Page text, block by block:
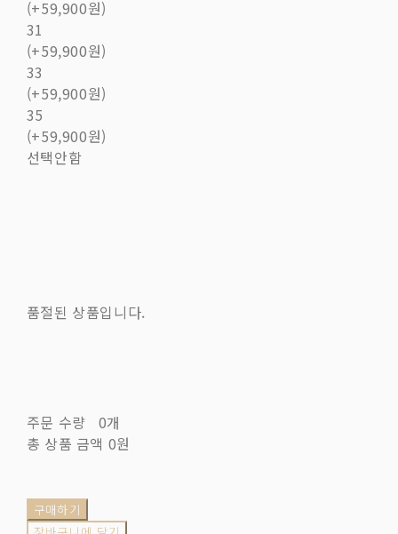
(+59,900원)
31
(+59,900원)
33
(+59,900원)
35
(+59,900원)
선택안함
품절된 상품입니다.
주문 수량
0개
총 상품 금액 0원
구매하기